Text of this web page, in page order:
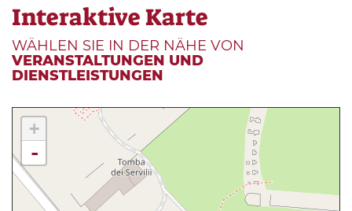
Interaktive Karte
WÄHLEN SIE IN DER NÄHE VON
VERANSTALTUNGEN UND
DIENSTLEISTUNGEN
+
-